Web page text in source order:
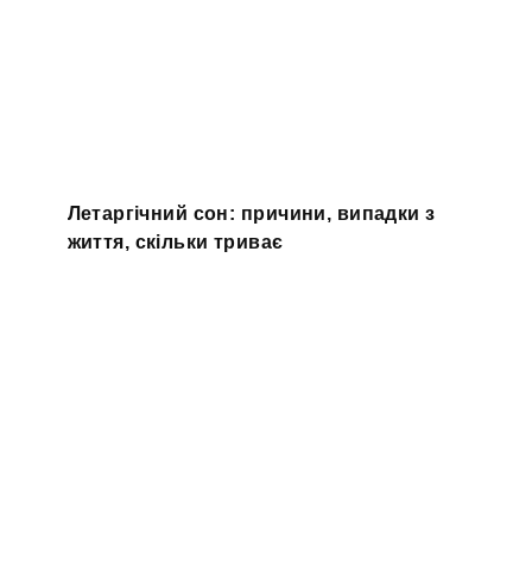
Летаргічний сон: причини, випадки з
життя, скільки триває